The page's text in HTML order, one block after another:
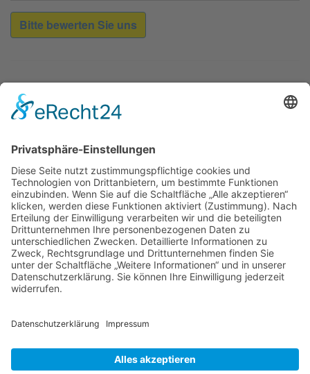
Bitte bewerten Sie uns
Impressum
Datenschutz
Agb`s
Kontakt
weitere Standorte
moebeltaxi.de
Gutscheine
Rückruf anfordern
For Our English Visitors